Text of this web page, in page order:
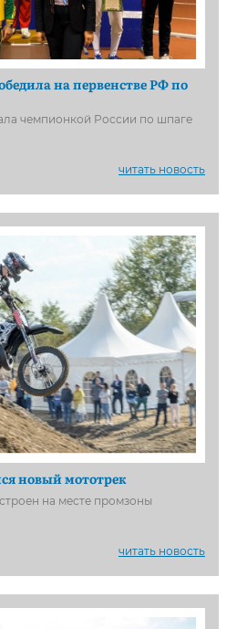
на первенстве РФ по
чемпионкой России по шпаге
читать новость
новый мототрек
на месте промзоны
читать новость